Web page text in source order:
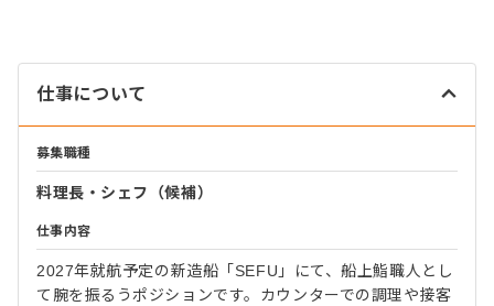
仕事について
募集職種
料理長・シェフ（候補）
仕事内容
2027年就航予定の新造船「SEFU」にて、船上鮨職人とし
て腕を振るうポジションです。カウンターでの調理や接客